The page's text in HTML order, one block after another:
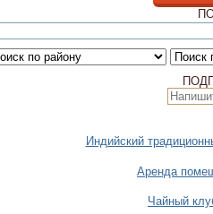
Индийский
Аренда
Чайный